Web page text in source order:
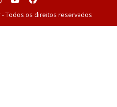
Todos os direitos reservados